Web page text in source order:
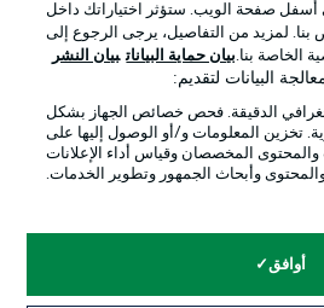
أسفل صفحة الويب. ستؤثر اختياراتك داخل
بنا. لمزيد من التفاصيل، يرجى الرجوع إلى
الخاصة بنا.بيان حماية البيانات بيان النشر
البيانات لتقديم:
الدقيقة. فحص خصائص الجهاز بشكل
تخزين المعلومات و/أو الوصول إليها على
والمحتوى المخصصان وقياس أداء الإعلانات
وأبحاث الجمهور وتطوير الخدمات.
أوافق